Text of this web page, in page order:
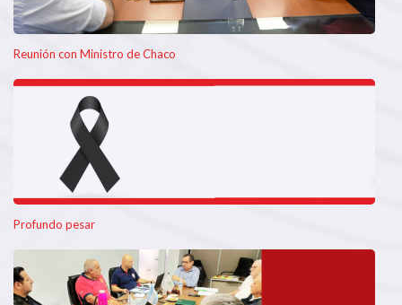
Reunión con Ministro de Chaco
Profundo pesar